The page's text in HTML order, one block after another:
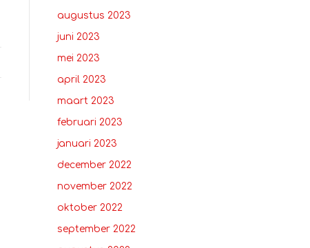
augustus 2023
juni 2023
mei 2023
april 2023
maart 2023
februari 2023
januari 2023
december 2022
november 2022
oktober 2022
september 2022